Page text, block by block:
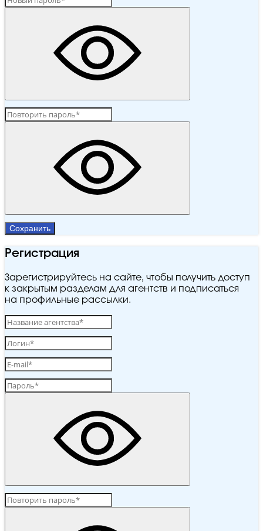
Сохранить
Регистрация
Зарегистрируйтесь на сайте, чтобы получить доступ
к закрытым разделам для агентств и подписаться
на профильные рассылки.